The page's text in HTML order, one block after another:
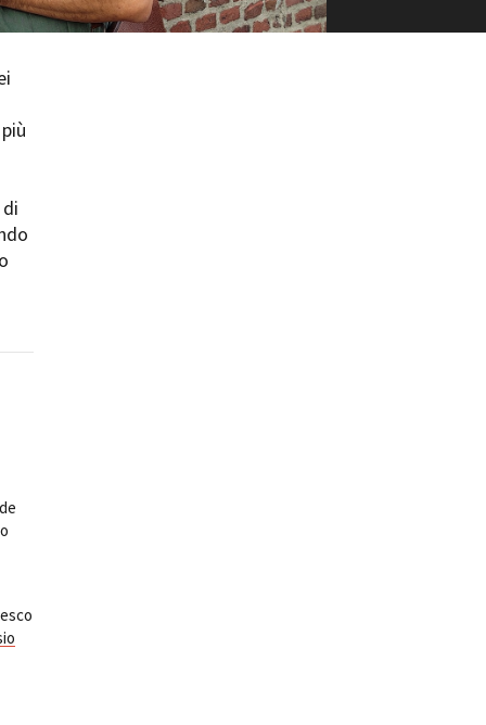
- Accedi al tuo profilo
- Nuovo utente
noi
Economici per
lavori in economia